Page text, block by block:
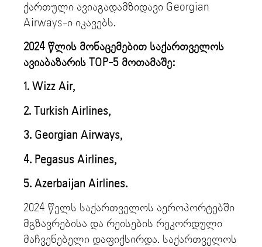
ქართული ავიაგადამზიდავი Georgian
Airways-ი იკავებს.
2024 წლის მონაცემებით საქართველოს
ავიაბაზარის TOP-5 მოთამაშე:
1. Wizz Air,
2. ⁠Turkish Airlines,
3. ⁠Georgian Airways,
4. ⁠Pegasus Airlines,
5. ⁠Azerbaijan Airlines.
2024 წელს საქართველოს აეროპორტებში
მგზავრებისა და რეისების რეკორდული
მაჩვენებელი დაფიქსირდა. საქართველოს